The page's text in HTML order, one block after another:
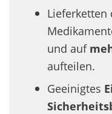
Lieferketten
und auf
aufteilen.
Geeinigtes